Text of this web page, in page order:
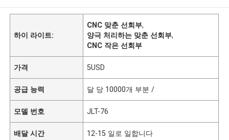
하이 라이트:
CNC 맞춘 선회부,
양극 처리하는 맞춘 선회부,
CNC 작은 선회부
가격 5USD
공급 능력 달 당 10000개 부분 /
모델 번호 JLT-76
배달 시간 12-15 일로 일합니다